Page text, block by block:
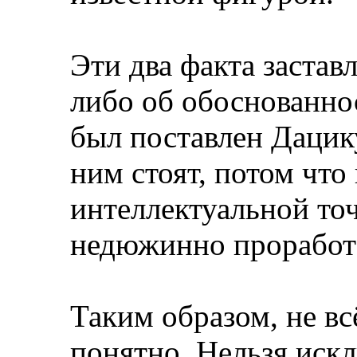
Эти два факта
либо об
был поставлен
ним стоят, потом что
интеллектуальной
недюжинно
Таким образом, не